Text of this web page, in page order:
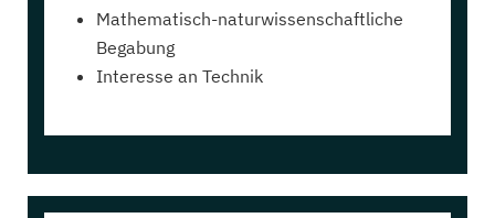
Mathematisch-naturwissenschaftliche
Begabung
Interesse an Technik